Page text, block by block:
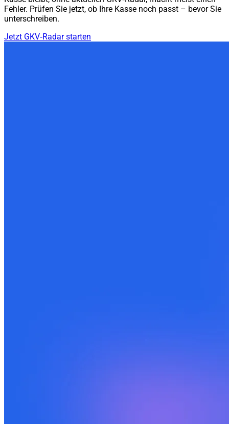
Fehler. Prüfen Sie jetzt, ob Ihre Kasse noch passt – bevor Sie
unterschreiben.
Jetzt GKV‑Radar starten